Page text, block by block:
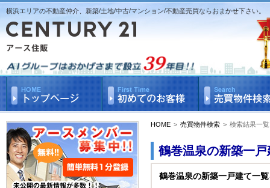
横浜エリアの不動産仲介、新築/土地/中古/マンション/不動産売買ならおまかせ下さい。
HOME > 売買物件検索 > 検索結果一覧
鶴巻温泉の新築一
鶴巻温泉の新築一戸建て一